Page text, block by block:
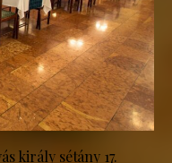
király sétány 17.